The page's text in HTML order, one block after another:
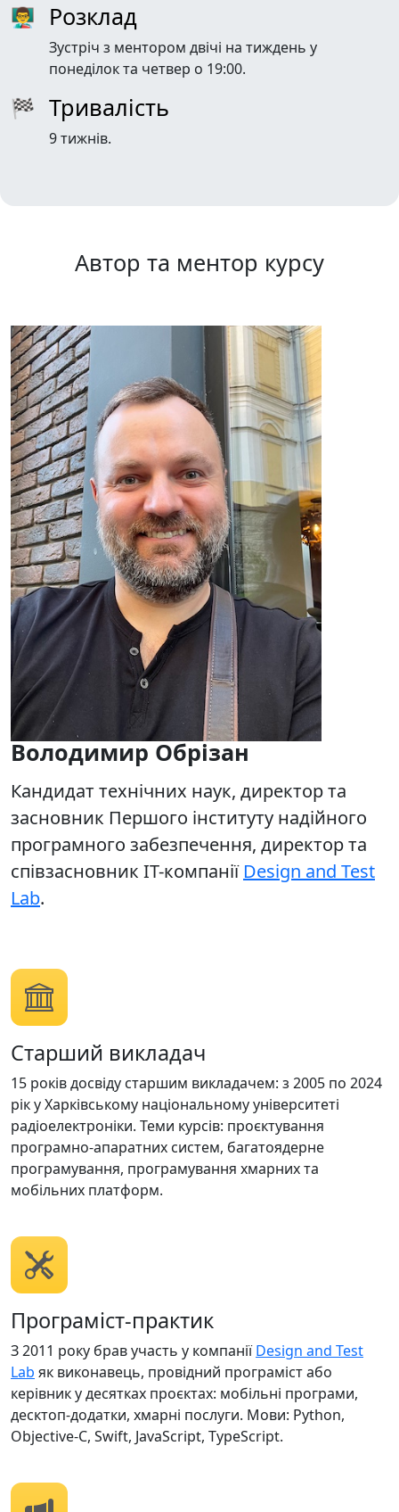
👨‍🏫 Розклад
Зустріч з ментором двічі на тиждень у
понеділок та четвер о 19:00.
🏁 Тривалість
9 тижнів.
Автор та ментор курсу
Володимир Обрізан
Кандидат технічних наук, директор та
засновник Першого інституту надійного
програмного забезпечення, директор та
співзасновник ІТ-компанії Design and Test
Lab.
Старший викладач
15 років досвіду старшим викладачем: з 2005 по 2024
рік у Харківському національному університеті
радіоелектроніки. Теми курсів: проєктування
програмно-апаратних систем, багатоядерне
програмування, програмування хмарних та
мобільних платформ.
Програміст-практик
З 2011 року брав участь у компаніїDesign and Test
Lab як виконавець, провідний програміст або
керівник у десятках проєктах: мобільні програми,
десктоп-додатки, хмарні послуги. Мови: Python,
Objeсtive-C, Swift, JavaScript, TypeScript.